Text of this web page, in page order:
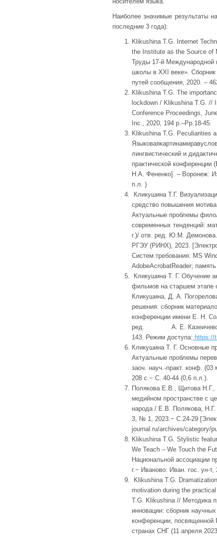
Наиболее значимые результаты
последние 3 года):
Klikushina T.G. Internet
the Institute as the Source of
Труды 17-й Международной
школы в ХХI веке». Сборник
путей сообщения, 2020. –
Klikushina T.G. The
lockdown / Klikushina T.G. //
Conference Proceedings,
Inc., 2020, 194 p.–Pp.18-45.
Klikushina T.G. Peculiarities
лингвистический и
практической конференции
Н.А. Фененко]. – Воронеж:
п.л. )
Кликушина Т.Г.
средство повышения
Актуальные проблемы
современных тенденций:
г.)/ отв. ред. Ю.М. Демонова.
РГЭУ (РИНХ), 2023.
Систем.требования: MS
AdobeAcrobatReader;
Кликушина Т. Г. Обучение
фильмов на старшем этапе
Кликушина, Д. А.
решения: сборник
конференции имени Е. Н.
ред. А. Е. Казеичевой,
143. Режим доступа: https://
Кликушина Т. Г. Основные
Актуальные проблемы
заоч. науч.-практ. конф.
208 с.− С. 40-44 (0,6 п.л.).
Полякова Е.В., Щитова Н.Г.,
медийном пространстве с
народа / Е.В. Полякова,
3, № 1, 2023.− С.24-29
journal.ru/archives/category/
Klikushina T.G. Stylistic
We Teach – We Touch the
Национальной ассоциации
г.− Иваново: Иван. гос. ун-
Klikushina T.G.
motivation during the
T.G. Klikushina // Методика
инновации: сборник
конференции, посвященной
странах СНГ (11 апреля